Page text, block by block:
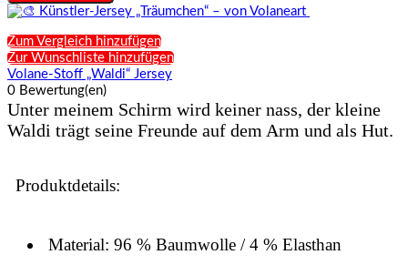
Zum Vergleich hinzufügen
Zur Wunschliste hinzufügen
Volane-Stoff „Waldi“ Jersey
0 Bewertung(en)
Unter meinem Schirm wird keiner nass, der kleine
Waldi trägt seine Freunde auf dem Arm und als Hut.
Produktdetails:
Material: 96 % Baumwolle / 4 % Elasthan